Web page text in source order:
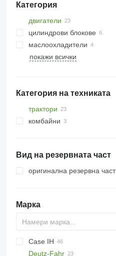
Категория
двигатели
цилиндрови блокове
маслоохладители
покажи всички
Категория на техниката
трактори
колесни трактори
комбайни
Вид на резервната част
оригинална резервна част
Марка
773
S series
Case IH
310
C-series
Ares
Deutz-Fahr